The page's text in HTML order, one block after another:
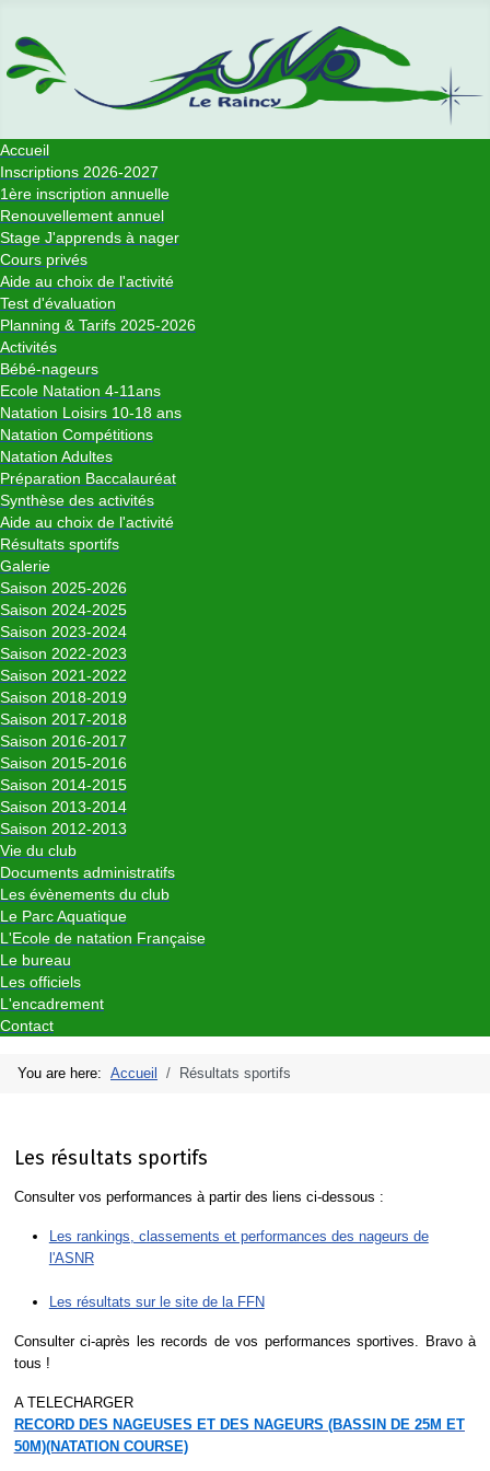
Accueil
Inscriptions 2026-2027
1ère inscription annuelle
Renouvellement annuel
Stage J'apprends à nager
Cours privés
Aide au choix de l'activité
Test d'évaluation
Planning & Tarifs 2025-2026
Activités
Bébé-nageurs
Ecole Natation 4-11ans
Natation Loisirs 10-18 ans
Natation Compétitions
Natation Adultes
Préparation Baccalauréat
Synthèse des activités
Aide au choix de l'activité
Résultats sportifs
Galerie
Saison 2025-2026
Saison 2024-2025
Saison 2023-2024
Saison 2022-2023
Saison 2021-2022
Saison 2018-2019
Saison 2017-2018
Saison 2016-2017
Saison 2015-2016
Saison 2014-2015
Saison 2013-2014
Saison 2012-2013
Vie du club
Documents administratifs
Les évènements du club
Le Parc Aquatique
L'Ecole de natation Française
Le bureau
Les officiels
L'encadrement
Contact
You are here: Accueil Résultats sportifs
Les résultats sportifs
Consulter vos performances à partir des liens ci-dessous :
Les rankings, classements et performances des nageurs de
l'ASNR
Les résultats sur le site de la FFN
Consulter ci-après les records de vos performances sportives. Bravo à
tous !
A TELECHARGER
RECORD DES NAGEUSES ET DES NAGEURS (BASSIN DE 25M ET
50M)(NATATION COURSE)